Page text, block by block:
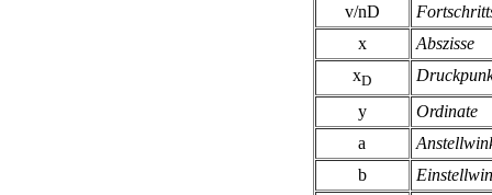
v/nD
x
Abszisse
xD
y
Ordinate
a
b